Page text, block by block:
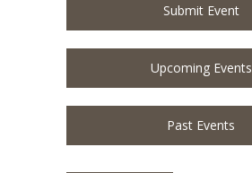
Submit Event
Upcoming Events
Past Events